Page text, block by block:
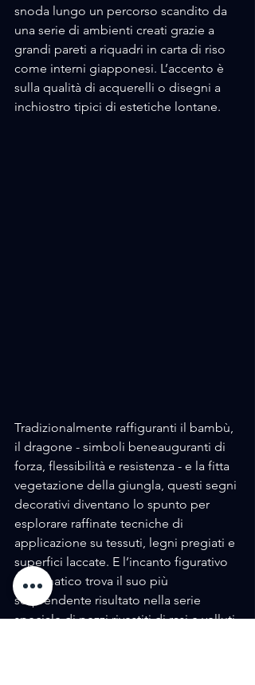
snoda lungo un percorso scandito da
una serie di ambienti creati grazie a
grandi pareti a riquadri in carta di riso
come interni giapponesi. L’accento è
sulla qualità di acquerelli o disegni a
inchiostro tipici di estetiche lontane.
Tradizionalmente raffiguranti il bambù,
il dragone - simboli beneauguranti di
forza, flessibilità e resistenza - e la fitta
vegetazione della giungla, questi segni
decorativi diventano lo spunto per
esplorare raffinate tecniche di
applicazione su tessuti, legni pregiati e
superfici laccate. E l’incanto figurativo
e cromatico trova il suo più
sorprendente risultato nella serie
speciale di pezzi rivestiti di rasi e velluti